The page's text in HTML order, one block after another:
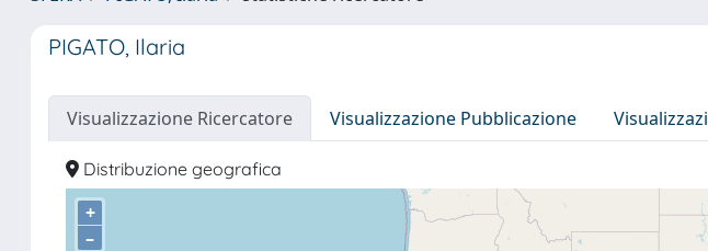
PIGATO, Ilaria
Visualizzazione Ricercatore Visualizzazione Pubblicazione
Distribuzione geografica
+
–